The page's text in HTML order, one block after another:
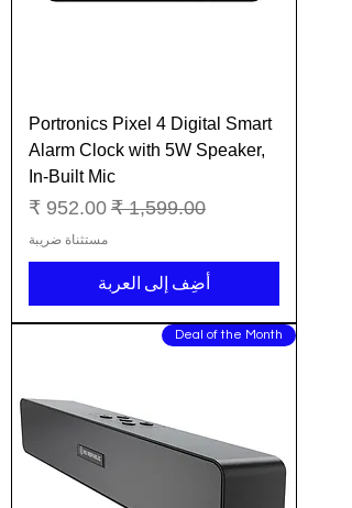
Portronics Pixel 4 Digital Smart
Alarm Clock with 5W Speaker,
In-Built Mic
سعر عادي سعر البيع
مستثناة ضريبة
أضِف إلى العربة
Deal of the Month